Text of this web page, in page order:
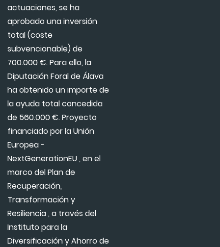
actuaciones, se ha
aprobado una inversión
total (coste
subvencionable) de
700.000 €. Para ello, la
Diputación Foral de Álava
ha obtenido un importe de
la ayuda total concedida
de 560.000 €. Proyecto
financiado por la Unión
Europea -
NextGenerationEU , en el
marco del Plan de
Recuperación,
Transformación y
Resiliencia , a través del
Instituto para la
Diversificación y Ahorro de